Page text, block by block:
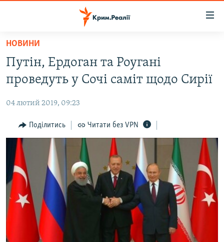
Перейти
основного
матеріалу
Перейти
до
навігації
Перейти
пошуку
ВОДА.КРИМ
ВІДЕО ТА ФОТО
ПОЛІТИКА
БЛОГИ
ПОГЛЯД
ІНТЕРВ'Ю
ВСЕ ЗА ДЕНЬ
СПЕЦПРОЕКТИ
ДЕПОРТАЦІЯ
ВІДЕОУРОКИ «ELIFBE»
ЯК ОБІЙТИ БЛОКУВАННЯ
НОВИНИ
Путін, Ердоган та Роугані
проведуть у Сочі саміт щодо Сирії
04 лютий 2019, 09:23
Поділитись Читати без VPN